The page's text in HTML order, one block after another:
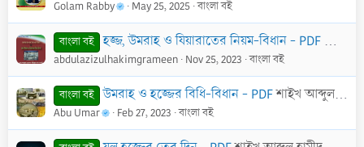
Golam Rabby May 25, 2025 বাংলা বই
বাংলা বই হজ্জ, উমরাহ ও যিয়ারাতের নিয়ম-বিধান - PDF শাইখ
abdulazizulhakimgrameen Nov 25, 2023 বাংলা বই
বাংলা বই উমরাহ ও হজ্জের বিধি-বিধান - PDFশাইখ আব্দুল হামীদ আল-ফাইযী আল-মাদানী।
Abu Umar Feb 27, 2023 বাংলা বই